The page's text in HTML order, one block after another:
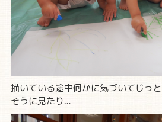
描いている途中何かに気づいてじっ
そうに見たり…